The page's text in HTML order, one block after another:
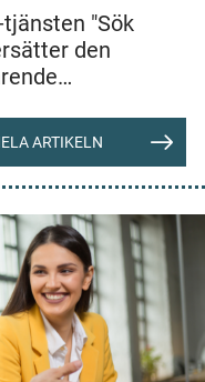
"Sök
den
ARTIKELN